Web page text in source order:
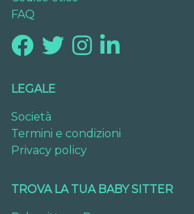
FAQ
LEGALE
Società
Termini e condizioni
Privacy policy
TROVA LA TUA BABY SITTER